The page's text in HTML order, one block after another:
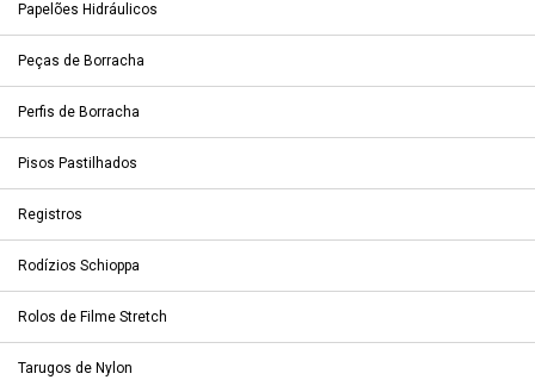
Papelões Hidráulicos
Peças de Borracha
Perfis de Borracha
Pisos Pastilhados
Registros
Rodízios Schioppa
Rolos de Filme Stretch
Tarugos de Nylon